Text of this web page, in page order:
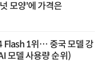
모양'에 가격은
Flash 1위… 중국 모델 강
모델 사용량 순위)